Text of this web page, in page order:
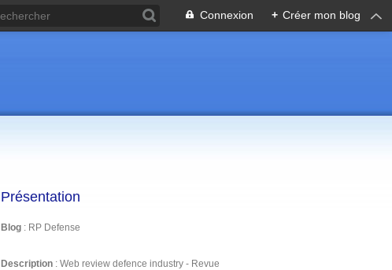
Connexion + Créer mon blog
Présentation
Blog : RP Defense
Description : Web review defence industry - Revue